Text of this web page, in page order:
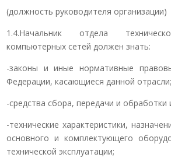
(должность руководителя организации)
1.4.Начальник отдела
компьютерных сетей должен знать:
-законы и иные нормативные
Федерации, касающиеся данной отрасли;
-средства сбора, передачи и
-технические характеристики,
основного и комплектующего
технической эксплуатации;